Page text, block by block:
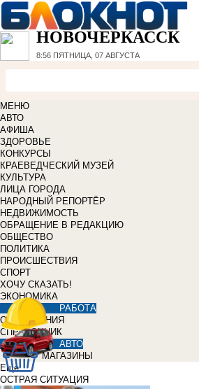
НОВОЧЕРКАССК
8:56 ПЯТНИЦА, 07 АВГУСТА
МЕНЮ
АВТО
АФИША
ЗДОРОВЬЕ
КОНКУРСЫ
КРАЕВЕДЧЕСКИЙ МУЗЕЙ
КУЛЬТУРА
ЛИЦА ГОРОДА
НАРОДНЫЙ РЕПОРТЁР
НЕДВИЖИМОСТЬ
ОБРАЩЕНИЕ В РЕДАКЦИЮ
ОБЩЕСТВО
ПОЛИТИКА
ПРОИСШЕСТВИЯ
СПОРТ
ХОЧУ СКАЗАТЬ!
ЭКОНОМИКА
РАБОТА
ОБЪЯВЛЕНИЯ
СПРАВОЧНИК
АВТО
МАГАЗИНЫ
Еще
ОСТРАЯ СИТУАЦИЯ